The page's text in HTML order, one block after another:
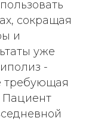
КУРСА
сокращая
и
уже
-
требующая
Пациент